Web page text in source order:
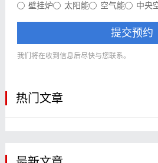
壁挂炉
太阳能 空气能 中央
提交预约
我们将在收到信息后尽快与您联系。
热门文章